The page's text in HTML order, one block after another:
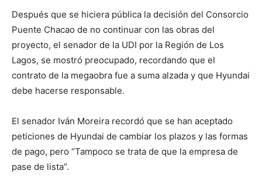
Después que se hiciera pública la decisión del Consorcio
Puente Chacao de no continuar con las obras del
proyecto, el senador de la UDI por la Región de Los
Lagos, se mostró preocupado, recordando que el
contrato de la megaobra fue a suma alzada y que Hyundai
debe hacerse responsable.
El senador Iván Moreira recordó que se han aceptado
peticiones de Hyundai de cambiar los plazos y las formas
de pago, pero “Tampoco se trata de que la empresa de
pase de lista”.